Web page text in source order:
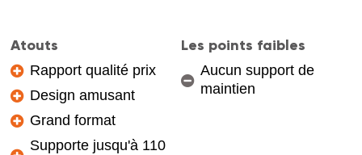
Atouts
Rapport qualité prix
Design amusant
Grand format
Supporte jusqu'à 110
Les points faibles
Aucun support de
maintien